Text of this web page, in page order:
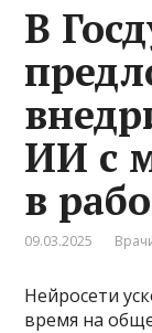
В
ИИ с
в
09.03.2025
Нейросети
время на